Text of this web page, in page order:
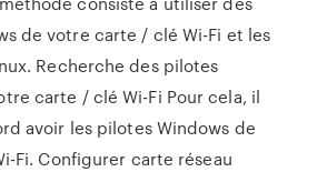
de votre carte / clé Wi-Fi et les
Recherche des pilotes
carte / clé Wi-Fi Pour cela, il
avoir les pilotes Windows de
Fi. Configurer carte réseau